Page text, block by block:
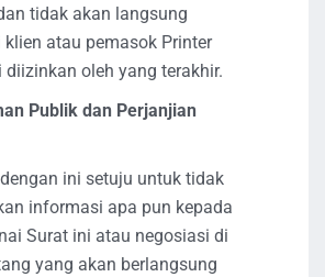
tidak akan langsung
atau pemasok Printer
diizinkan oleh yang terakhir.
Publik dan Perjanjian
ini setuju untuk tidak
informasi apa pun kepada
Surat ini atau negosiasi di
yang akan berlangsung